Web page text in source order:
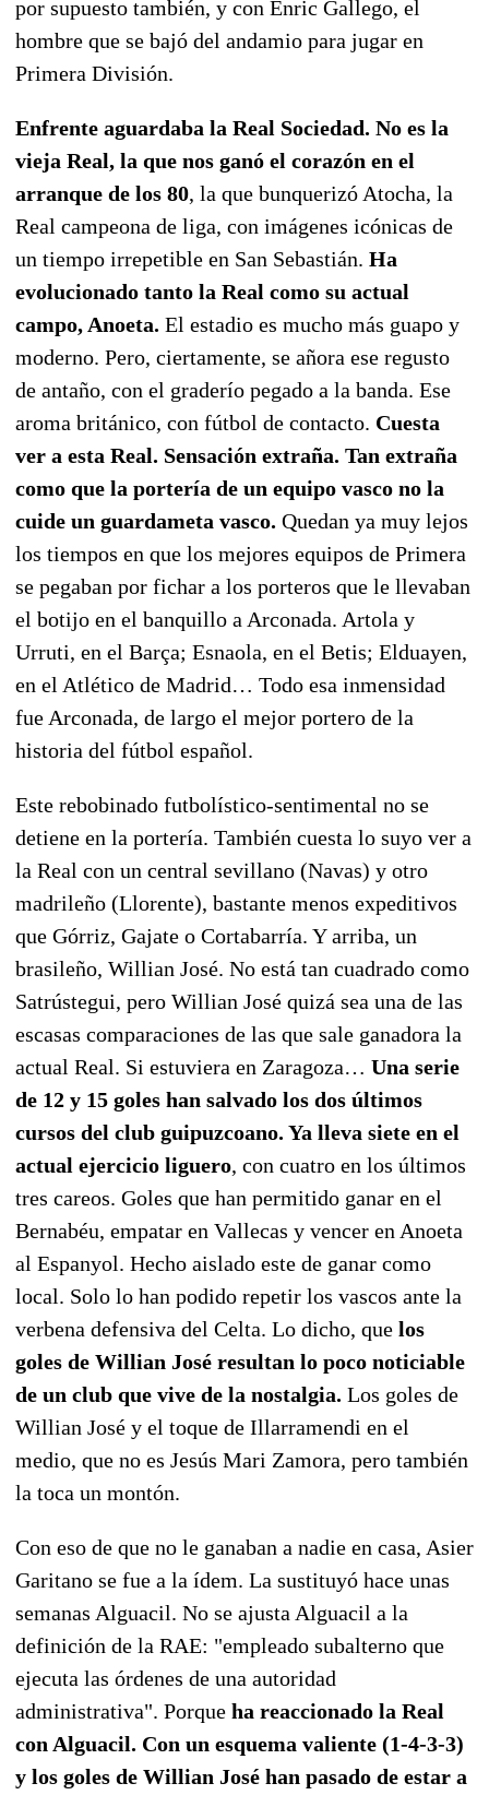
por supuesto también, y con Enric Gallego, el
hombre que se bajó del andamio para jugar en
Primera División.
Enfrente aguardaba la Real Sociedad. No es la
vieja Real, la que nos ganó el corazón en el
arranque de los 80, la que bunquerizó Atocha, la
Real campeona de liga, con imágenes icónicas de
un tiempo irrepetible en San Sebastián. Ha
evolucionado tanto la Real como su actual
campo, Anoeta. El estadio es mucho más guapo y
moderno. Pero, ciertamente, se añora ese regusto
de antaño, con el graderío pegado a la banda. Ese
aroma británico, con fútbol de contacto. Cuesta
ver a esta Real. Sensación extraña. Tan extraña
como que la portería de un equipo vasco no la
cuide un guardameta vasco. Quedan ya muy lejos
los tiempos en que los mejores equipos de Primera
se pegaban por fichar a los porteros que le llevaban
el botijo en el banquillo a Arconada. Artola y
Urruti, en el Barça; Esnaola, en el Betis; Elduayen,
en el Atlético de Madrid… Todo esa inmensidad
fue Arconada, de largo el mejor portero de la
historia del fútbol español.
Este rebobinado futbolístico-sentimental no se
detiene en la portería. También cuesta lo suyo ver a
la Real con un central sevillano (Navas) y otro
madrileño (Llorente), bastante menos expeditivos
que Górriz, Gajate o Cortabarría. Y arriba, un
brasileño, Willian José. No está tan cuadrado como
Satrústegui, pero Willian José quizá sea una de las
escasas comparaciones de las que sale ganadora la
actual Real. Si estuviera en Zaragoza… Una serie
de 12 y 15 goles han salvado los dos últimos
cursos del club guipuzcoano. Ya lleva siete en el
actual ejercicio liguero, con cuatro en los últimos
tres careos. Goles que han permitido ganar en el
Bernabéu, empatar en Vallecas y vencer en Anoeta
al Espanyol. Hecho aislado este de ganar como
local. Solo lo han podido repetir los vascos ante la
verbena defensiva del Celta. Lo dicho, que los
goles de Willian José resultan lo poco noticiable
de un club que vive de la nostalgia. Los goles de
Willian José y el toque de Illarramendi en el
medio, que no es Jesús Mari Zamora, pero también
la toca un montón.
Con eso de que no le ganaban a nadie en casa, Asier
Garitano se fue a la ídem. La sustituyó hace unas
semanas Alguacil. No se ajusta Alguacil a la
definición de la RAE: "empleado subalterno que
ejecuta las órdenes de una autoridad
administrativa". Porque ha reaccionado la Real
con Alguacil. Con un esquema valiente (1-4-3-3)
y los goles de Willian José han pasado de estar a